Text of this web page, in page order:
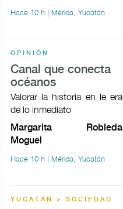
Hace 10 h | Mérida, Yucatán
OPINIÓN
Canal que conecta
océanos
Valorar la historia en le era
de lo inmediato
Margarita Robleda
Moguel
Hace 10 h | Mérida, Yucatán
YUCATÁN > SOCIEDAD